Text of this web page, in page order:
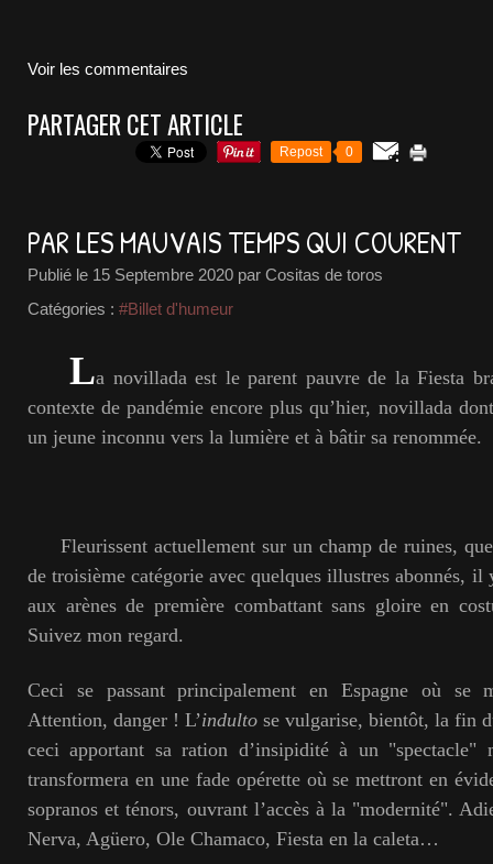
Voir les commentaires
PARTAGER CET ARTICLE
Repost 0
PAR LES MAUVAIS TEMPS QUI COURENT
Publié le 15 Septembre 2020 par Cositas de toros
Catégories : #Billet d'humeur
La novillada est le parent pauvre de la Fiesta
contexte de pandémie encore plus qu’hier, novillada
un jeune inconnu vers la lumière et à bâtir sa renommée.
Fleurissent actuellement sur un champ de ruines,
de troisième catégorie avec quelques illustres abonnés, il
aux arènes de première combattant sans gloire en
Suivez mon regard.
Ceci se passant principalement en Espagne où
Attention, danger ! L’indulto se vulgarise, bientôt, la fin
ceci apportant sa ration d’insipidité à un "spectacle"
transformera en une fade opérette où se mettront en
sopranos et ténors, ouvrant l’accès à la "modernité".
Nerva, Agüero, Ole Chamaco, Fiesta en la caleta…